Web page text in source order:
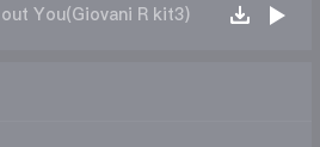
out You(Giovani R kit3)